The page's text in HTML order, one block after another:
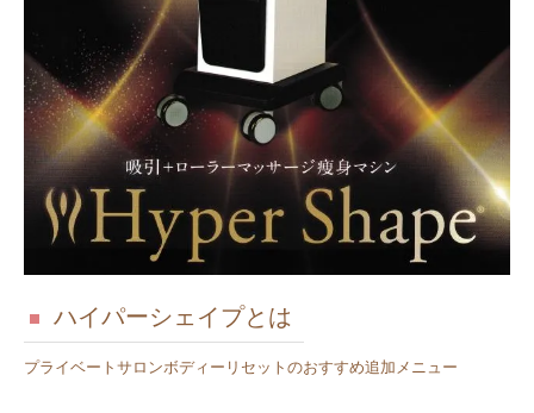
ハイパーシェイプとは
プライベートサロンボディーリセットのおすすめ追加メニュー